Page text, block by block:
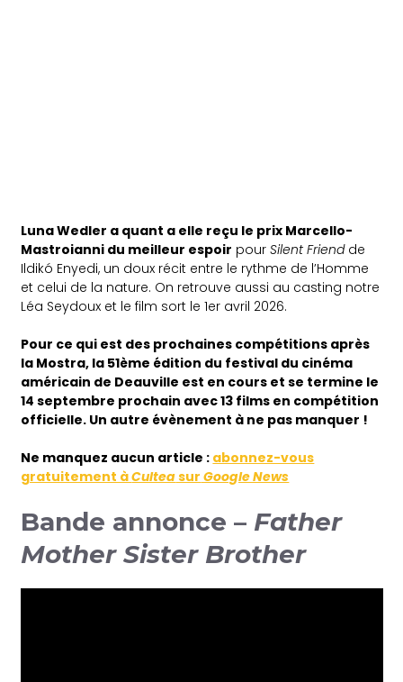
Luna Wedler a quant a elle reçu le prix Marcello-
Mastroianni du meilleur espoir pourSilent Friendde
Ildikó Enyedi, un doux récit entre le rythme de l’Homme
et celui de la nature. On retrouve aussi au casting notre
Léa Seydoux et le film sort le 1er avril 2026.
Pour ce qui est des prochaines compétitions après
la Mostra, la 51ème édition du festival du cinéma
américain de Deauville est en cours et se termine le
14 septembre prochain avec 13 films en compétition
officielle. Un autre évènement à ne pas manquer !
Ne manquez aucun article : abonnez-vous
gratuitement àCulteasur Google News
Bande annonce – Father
Mother Sister Brother